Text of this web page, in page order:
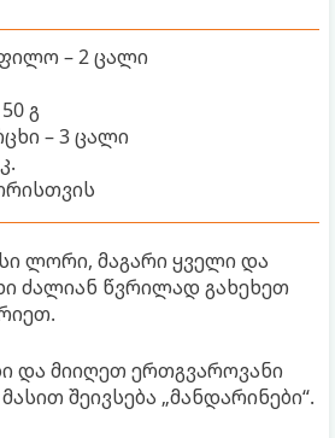
– 2 ცალი
გ
– 3 ცალი
ლორი, მაგარი ყველი და
ძალიან წვრილად გახეხეთ
და მიიღეთ ერთგვაროვანი
შეივსება „მანდარინები“.